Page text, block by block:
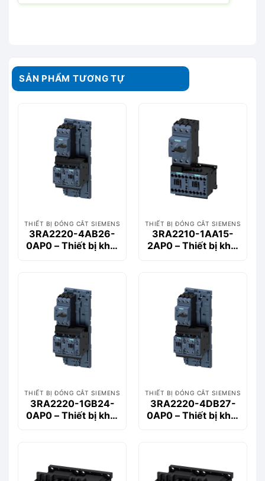
SẢN PHẨM TƯƠNG TỰ
THIẾT BỊ ĐÓNG CẮT SIEMENS
3RA2220-4AB26-
0AP0 – Thiết bị khởi
THIẾT BỊ ĐÓNG CẮT SIEMENS
3RA2210-1AA15-
2AP0 – Thiết bị khởi
THIẾT BỊ ĐÓNG CẮT SIEMENS
3RA2220-1GB24-
0AP0 – Thiết bị khởi
THIẾT BỊ ĐÓNG CẮT SIEMENS
3RA2220-4DB27-
0AP0 – Thiết bị khởi